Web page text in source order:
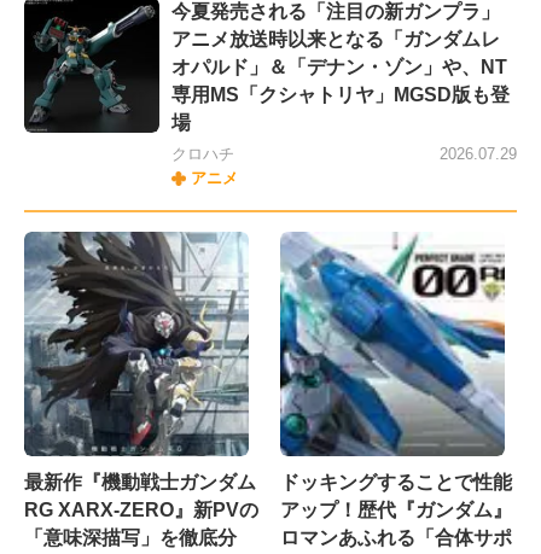
今夏発売される「注目の新ガンプラ」
アニメ放送時以来となる「ガンダムレ
オパルド」＆「デナン・ゾン」や、NT
専用MS「クシャトリヤ」MGSD版も登
場
クロハチ
アニメ
2026.07.29
最新作『機動戦士ガンダム
RG XARX-ZERO』新PVの
「意味深描写」を徹底分
ドッキングすることで性能
アップ！歴代『ガンダム』
ロマンあふれる「合体サポ